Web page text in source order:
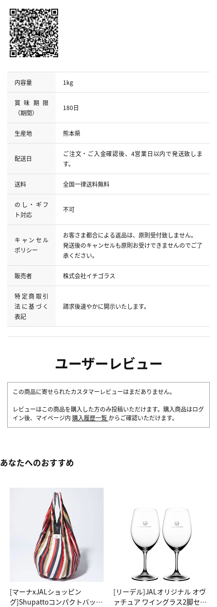
内容量 1kg
賞味期限
（期間）
180日
生産地 熊本県
配送日
ご注文・ご入金確認後、4営業日以内で発送致しま
す。
送料 全国一律送料無料
のし・ギフ
ト対応
不可
キャンセル
ポリシー
お客さま都合による返品は、原則受付致しません。
発送後のキャンセルも原則お受けできませんのでご了
承ください。
販売者 株式会社イチゴラス
特定商取引
法に基づく
表記
請求後速やかに開示いたします。
ユーザーレビュー
この商品に寄せられたカスタマーレビューはまだありません。
レビューはこの商品を購入した方のみ投稿いただけます。購入商品はログ
イン後、マイページ内 購入履歴一覧 からご確認いただけます。
あなたへのおすすめ
[マーナxJALショッピン
グ]Shupattoコンパクトバッグ
[リーデル]JALオリジナル オヴ
ァチュア ワイングラス2脚セッ